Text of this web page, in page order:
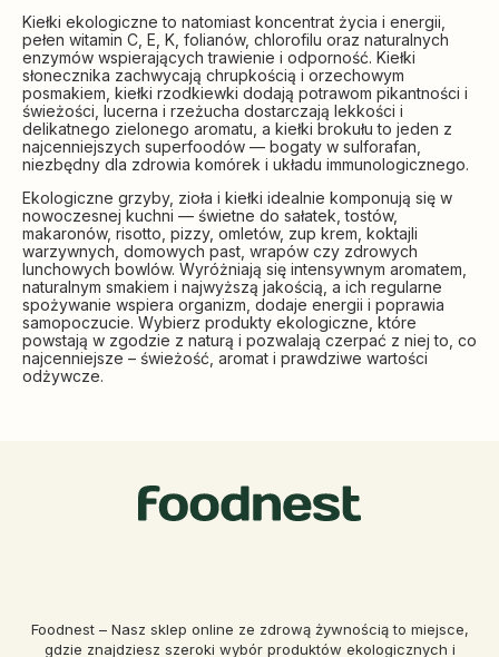
Kiełki ekologiczne to natomiast koncentrat życia i energii,
pełen witamin C, E, K, folianów, chlorofilu oraz naturalnych
enzymów wspierających trawienie i odporność. Kiełki
słonecznika zachwycają chrupkością i orzechowym
posmakiem, kiełki rzodkiewki dodają potrawom pikantności i
świeżości, lucerna i rzeżucha dostarczają lekkości i
delikatnego zielonego aromatu, a kiełki brokułu to jeden z
najcenniejszych superfoodów — bogaty w sulforafan,
niezbędny dla zdrowia komórek i układu immunologicznego.
Ekologiczne grzyby, zioła i kiełki idealnie komponują się w
nowoczesnej kuchni — świetne do sałatek, tostów,
makaronów, risotto, pizzy, omletów, zup krem, koktajli
warzywnych, domowych past, wrapów czy zdrowych
lunchowych bowlów. Wyróżniają się intensywnym aromatem,
naturalnym smakiem i najwyższą jakością, a ich regularne
spożywanie wspiera organizm, dodaje energii i poprawia
samopoczucie. Wybierz produkty ekologiczne, które
powstają w zgodzie z naturą i pozwalają czerpać z niej to, co
najcenniejsze – świeżość, aromat i prawdziwe wartości
odżywcze.
Foodnest – Nasz sklep online ze zdrową żywnością to miejsce,
gdzie znajdziesz szeroki wybór produktów ekologicznych i